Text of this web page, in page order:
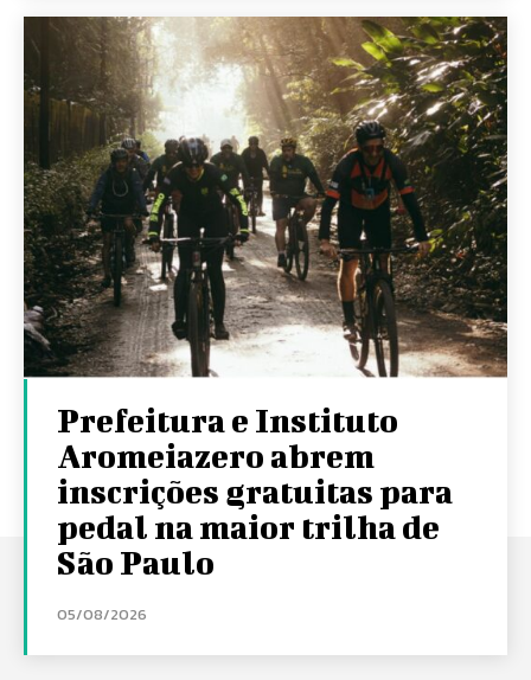
Prefeitura e Instituto
Aromeiazero abrem
inscrições gratuitas para
pedal na maior trilha de
São Paulo
05/08/2026